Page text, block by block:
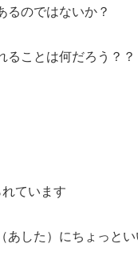
るのではないか？
ることは何だろう？？
ています
あした）にちょっと